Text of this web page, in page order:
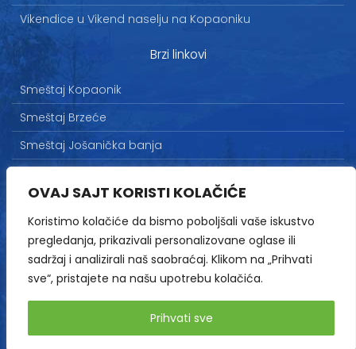
OVAJ SAJT KORISTI KOLAČIĆE
Koristimo kolačiće da bismo poboljšali vaše iskustvo
pregledanja, prikazivali personalizovane oglase ili
sadržaj i analizirali naš saobraćaj. Klikom na „Prihvati
sve“, pristajete na našu upotrebu kolačića.
Prihvati sve
Vikendice u Vikend naselju na Kopaoniku
Brzi linkovi
Smeštaj Kopaonik
Smeštaj Brzeće
Smeštaj Jošanička banja
Marketing
Politika privatnosti
Kontakt
Sva prava zadržana / All rights reserved